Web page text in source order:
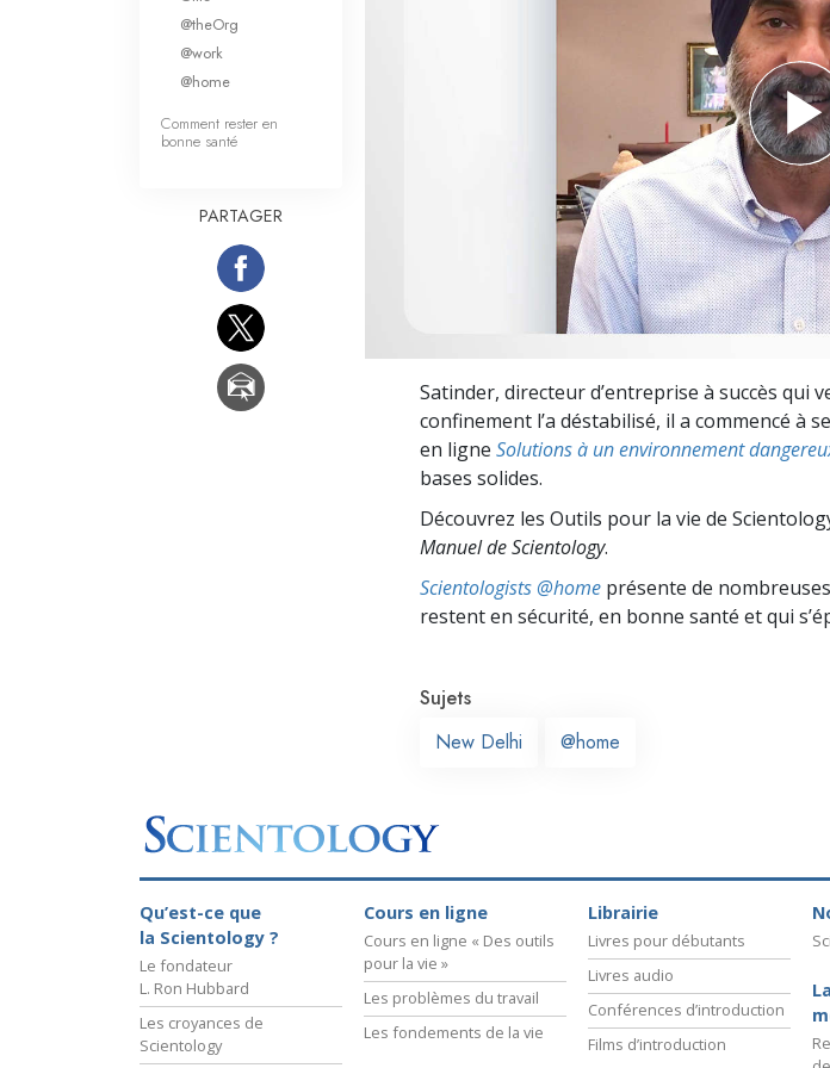
Satinder, directeur d’entreprise à succès qui
confinement l’a déstabilisé, il a commencé à
en ligne Solutions à un environnement
bases solides.
Découvrez les Outils pour la vie de
Manuel de Scientology.
Scientologists @home présente de
restent en sécurité, en bonne santé et qui
Sujets
New Delhi
@home
@theOrg
@work
@home
Comment rester en
bonne santé
PARTAGER
Qu’est-ce que
la Scientology ?
Le fondateur
L. Ron Hubbard
Les croyances de
Scientology
Cours en ligne
Cours en ligne « Des outils
pour la vie »
Les problèmes du travail
Les fondements de la vie
Librairie
Livres pour débutants
Livres audio
Conférences d’introduction
Films d’introduction